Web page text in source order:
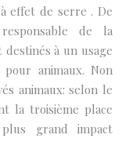
effet de serre . De
de la
à un usage
animaux. Non
animaux: selon le
la troisième place
grand impact